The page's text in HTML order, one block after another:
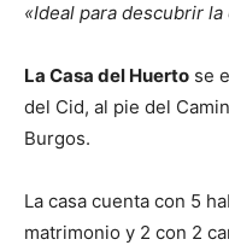
«Ideal para descubrir
La Casa del Huerto se
del Cid, al pie del
Burgos.
La casa cuenta con 5
matrimonio y 2 con 2